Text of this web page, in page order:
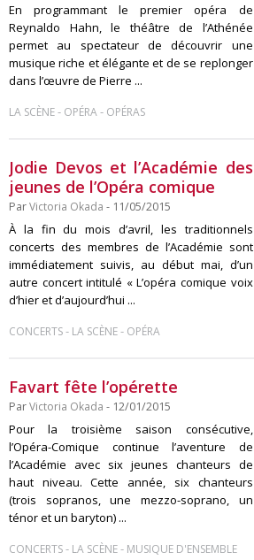
En programmant le premier opéra de
Reynaldo Hahn, le théâtre de l’Athénée
permet au spectateur de découvrir une
musique riche et élégante et de se replonger
dans l’œuvre de Pierre ...
LA SCÈNE- OPÉRA- OPÉRAS
Jodie Devos et l’Académie des
jeunes de l’Opéra comique
ParVictoria Okada - 11/05/2015
À la fin du mois d’avril, les traditionnels
concerts des membres de l’Académie sont
immédiatement suivis, au début mai, d’un
autre concert intitulé « L’opéra comique voix
d’hier et d’aujourd’hui ...
CONCERTS- LA SCÈNE- OPÉRA
Favart fête l’opérette
ParVictoria Okada - 12/01/2015
Pour la troisième saison consécutive,
l’Opéra-Comique continue l’aventure de
l’Académie avec six jeunes chanteurs de
haut niveau. Cette année, six chanteurs
(trois sopranos, une mezzo-soprano, un
ténor et un baryton) ...
CONCERTS- LA SCÈNE- MUSIQUE D'ENSEMBLE